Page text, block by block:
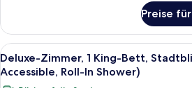
Zimmer,
1 King-
Bett
Preise
Alle
Fotos
für
Ein
6
Deluxe-Zimmer, 1 King-Bett,
Accessible, Roll-In Shower)